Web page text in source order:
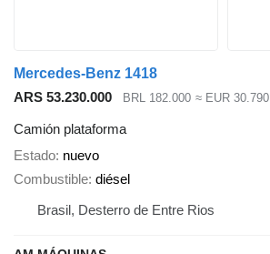
Mercedes-Benz 1418
ARS 53.230.000
BRL 182.000 ≈ EUR 30.790
Camión plataforma
Estado nuevo
Combustible diésel
Brasil, Desterro de Entre Rios